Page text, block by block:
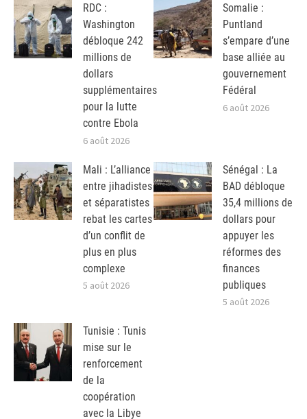
RDC :
Washington
débloque 242
millions de
dollars
supplémentaires
pour la lutte
contre Ebola
6 août 2026
Somalie :
Puntland
s’empare d’une
base alliée au
gouvernement
Fédéral
6 août 2026
Mali : L’alliance
entre jihadistes
et séparatistes
rebat les cartes
d’un conflit de
plus en plus
complexe
5 août 2026
Sénégal : La
BAD débloque
35,4 millions de
dollars pour
appuyer les
réformes des
finances
publiques
5 août 2026
Tunisie : Tunis
mise sur le
renforcement
de la
coopération
avec la Libye